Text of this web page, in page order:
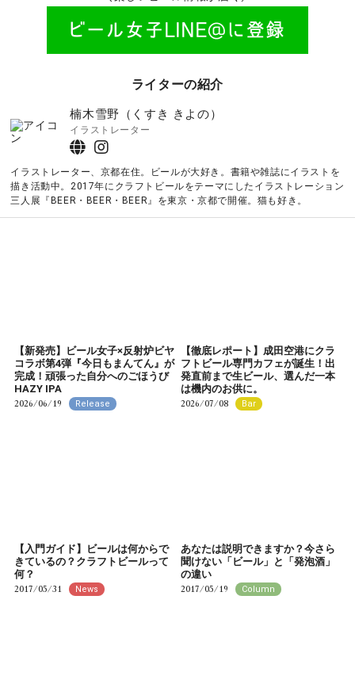
ライターの紹介
楠木雪野（くすき きよの）
イラストレーター
イラストレーター、京都在住。ビールが大好き。書籍や雑誌にイラストを
描き活動中。2017年にクラフトビールをテーマにしたイラストレーション
三人展『BEER・BEER・BEER』を東京・京都で開催。猫も好き。
【新発売】ビール女子×反射炉ビヤ
コラボ第4弾『今日もまんてん』が
完成！頑張った自分へのごほうび
HAZY IPA
2026/06/19 Release
【徹底レポート】成田空港にクラ
フトビール専門カフェが誕生！出
発直前まで生ビール、選んだ一本
は機内のお供に。
2026/07/08 Bar
【入門ガイド】ビールは何からで
きているの？クラフトビールって
何？
2017/05/31 News
あなたは説明できますか？今さら
聞けない「ビール」と「発泡酒」
の違い
2017/05/19 Column